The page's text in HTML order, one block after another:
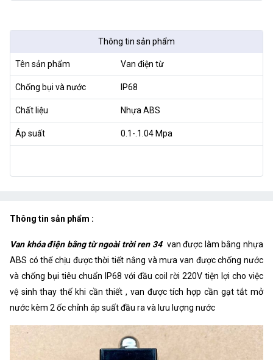
Thông tin sản phẩm
Tên sản phẩm Van điện từ
Chống bụi và nước IP68
Chất liệu Nhựa ABS
Áp suất 0.1-.1.04 Mpa
Thông tin sản phẩm :
Van khóa điện bằng từ ngoài trời ren 34 van được làm bằng nhựa
ABS có thể chịu được thời tiết nắng và mưa van được chống nước
và chống bụi tiêu chuẩn IP68 với đầu coil rời 220V tiện lợi cho việc
vệ sinh thay thế khi cần thiết , van được tích hợp cần gạt tắt mở
nước kèm 2 ốc chỉnh áp suất đầu ra và lưu lượng nước